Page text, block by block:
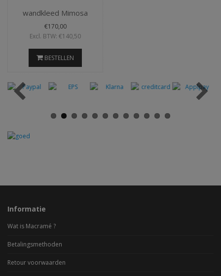
wandkleed Mimosa
€170,00
Excl. BTW: €140,50
BESTELLEN
Informatie
Wat is Macramé ?
Betalingsmethoden
Retour voorwaarden